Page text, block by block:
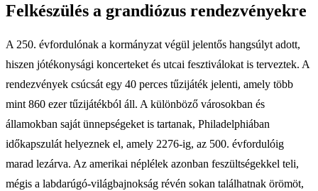
Felkészülés a grandiózus rendezvényekre
A 250. évfordulónak a kormányzat végül jelentős hangsúlyt adott,
hiszen jótékonysági koncerteket és utcai fesztiválokat is terveztek. A
rendezvények csúcsát egy 40 perces tűzijáték jelenti, amely több
mint 860 ezer tűzijátékból áll. A különböző városokban és
államokban saját ünnepségeket is tartanak, Philadelphiában
időkapszulát helyeznek el, amely 2276-ig, az 500. évfordulóig
marad lezárva. Az amerikai néplélek azonban feszültségekkel teli,
mégis a labdarúgó-világbajnokság révén sokan találhatnak örömöt,